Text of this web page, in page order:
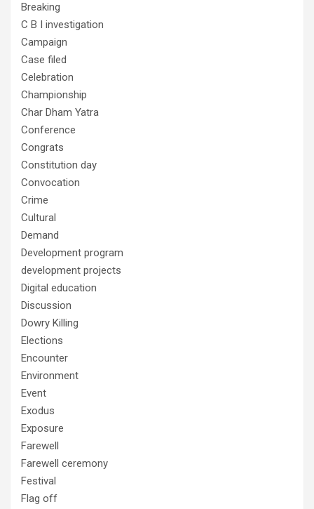
Breaking
C B I investigation
Campaign
Case filed
Celebration
Championship
Char Dham Yatra
Conference
Congrats
Constitution day
Convocation
Crime
Cultural
Demand
Development program
development projects
Digital education
Discussion
Dowry Killing
Elections
Encounter
Environment
Event
Exodus
Exposure
Farewell
Farewell ceremony
Festival
Flag off